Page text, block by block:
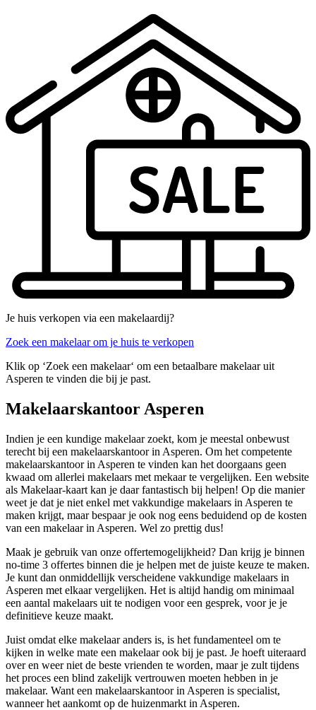
Je huis verkopen via een makelaardij?
Zoek een makelaar om je huis te verkopen
Klik op ‘Zoek een makelaar‘ om een betaalbare makelaar uit
Asperen te vinden die bij je past.
Makelaarskantoor Asperen
Indien je een kundige makelaar zoekt, kom je meestal onbewust
terecht bij een makelaarskantoor in Asperen. Om het competente
makelaarskantoor in Asperen te vinden kan het doorgaans geen
kwaad om allerlei makelaars met mekaar te vergelijken. Een website
als Makelaar-kaart kan je daar fantastisch bij helpen! Op die manier
weet je dat je niet enkel met vakkundige makelaars in Asperen te
maken krijgt, maar bespaar je ook nog eens beduidend op de kosten
van een makelaar in Asperen. Wel zo prettig dus!
Maak je gebruik van onze offertemogelijkheid? Dan krijg je binnen
no-time 3 offertes binnen die je helpen met de juiste keuze te maken.
Je kunt dan onmiddellijk verscheidene vakkundige makelaars in
Asperen met elkaar vergelijken. Het is altijd handig om minimaal
een aantal makelaars uit te nodigen voor een gesprek, voor je je
definitieve keuze maakt.
Juist omdat elke makelaar anders is, is het fundamenteel om te
kijken in welke mate een makelaar ook bij je past. Je hoeft uiteraard
over en weer niet de beste vrienden te worden, maar je zult tijdens
het proces een blind zakelijk vertrouwen moeten hebben in je
makelaar. Want een makelaarskantoor in Asperen is specialist,
wanneer het aankomt op de huizenmarkt in Asperen.